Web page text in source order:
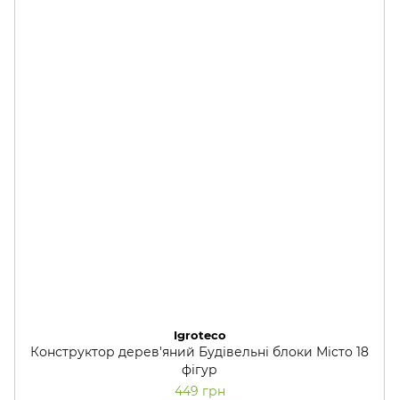
Igroteco
Конструктор дерев'яний Будівельні блоки Місто 18
фігур
449 грн